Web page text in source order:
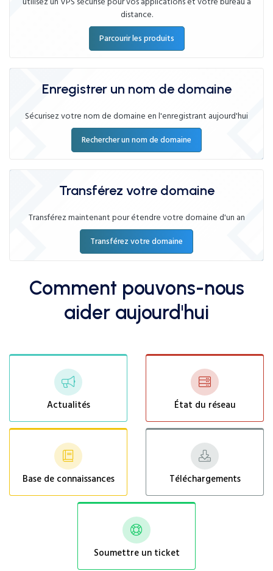
distance.
Parcourir les produits
Enregistrer un nom de domaine
Sécurisez votre nom de domaine en l'enregistrant aujourd'hui
Rechercher un nom de domaine
Transférez votre domaine
Transférez maintenant pour étendre votre domaine d'un an
Transférez votre domaine
Comment pouvons-nous
aider aujourd'hui
Actualités État du réseau
Base de connaissances Téléchargements
Soumettre un ticket